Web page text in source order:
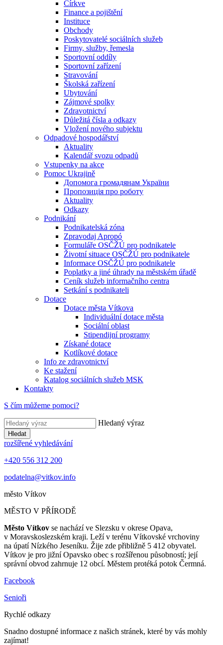
Církve
Finance a pojištění
Instituce
Obchody
Poskytovatelé sociálních služeb
Firmy, služby, řemesla
Sportovní oddíly
Sportovní zařízení
Stravování
Školská zařízení
Ubytování
Zájmové spolky
Zdravotnictví
Důležitá čísla a odkazy
Vložení nového subjektu
Odpadové hospodářství
Aktuality
Kalendář svozu odpadů
Vstupenky na akce
Pomoc Ukrajině
Допомога громадянам України
Пропозиція про роботу
Aktuality
Odkazy
Podnikání
Podnikatelská zóna
Zpravodaj Apropó
Formuláře OSČŽÚ pro podnikatele
Životní situace OSČŽÚ pro podnikatele
Informace OSČŽÚ pro podnikatele
Poplatky a jiné úhrady na městském úřadě
Ceník služeb informačního centra
Setkání s podnikateli
Dotace
Dotace města Vítkova
Individuální dotace města
Sociální oblast
Stipendijní programy
Získané dotace
Kotlíkové dotace
Info ze zdravotnictví
Ke stažení
Katalog sociálních služeb MSK
Kontakty
S čím můžeme pomoci?
Hledaný výraz
Hledat
rozšířené vyhledávání
+420 556 312 200
podatelna@vitkov.info
město Vítkov
MĚSTO V PŘÍRODĚ
Město Vítkov se nachází ve Slezsku v okrese Opava,
v Moravskoslezském kraji. Leží v terénu Vítkovské vrchoviny
na úpatí Nízkého Jeseníku. Žije zde přibližně 5 412 obyvatel.
Vítkov je pro jižní Opavsko obec s rozšířenou působností; její
správní obvod zahrnuje 12 obcí. Městem protéká potok Čermná.
Facebook
Senioři
Rychlé odkazy
Snadno dostupné informace z našich stránek, které by vás mohly
zajímat!